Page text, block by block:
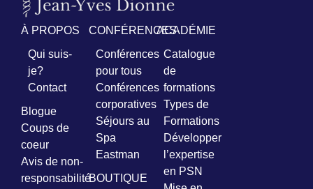
À PROPOS
Qui suis-
je?
Contact
Blogue
Coups de
coeur
Avis de non-
responsabilité
CONFÉRENCES
Conférences
pour tous
Conférences
corporatives
Séjours au
Spa
Eastman
BOUTIQUE
ACADÉMIE
Catalogue
de
formations
Types de
Formations
Développer
l’expertise
en PSN